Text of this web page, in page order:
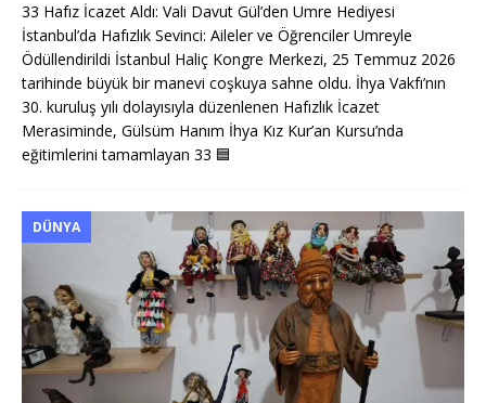
33 Hafız İcazet Aldı: Vali Davut Gül’den Umre Hediyesi
İstanbul’da Hafızlık Sevinci: Aileler ve Öğrenciler Umreyle
Ödüllendirildi İstanbul Haliç Kongre Merkezi, 25 Temmuz 2026
tarihinde büyük bir manevi coşkuya sahne oldu. İhya Vakfı’nın
30. kuruluş yılı dolayısıyla düzenlenen Hafızlık İcazet
Merasiminde, Gülsüm Hanım İhya Kız Kur’an Kursu’nda
eğitimlerini tamamlayan 33 🟦
DÜNYA